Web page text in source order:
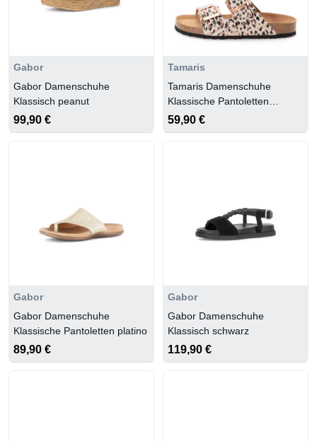
Gabor
Gabor Damenschuhe
Klassisch peanut
99,90 €
Tamaris
Tamaris Damenschuhe
Klassische Pantoletten
BEIGE/LEOPARD
59,90 €
Gabor
Gabor Damenschuhe
Klassische Pantoletten platino
89,90 €
Gabor
Gabor Damenschuhe
Klassisch schwarz
119,90 €